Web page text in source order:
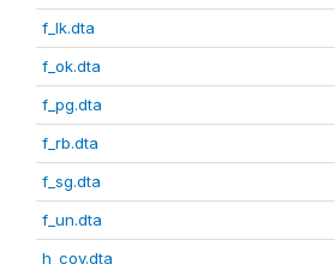
f_lk.dta
f_ok.dta
f_pg.dta
f_rb.dta
f_sg.dta
f_un.dta
h_cov.dta